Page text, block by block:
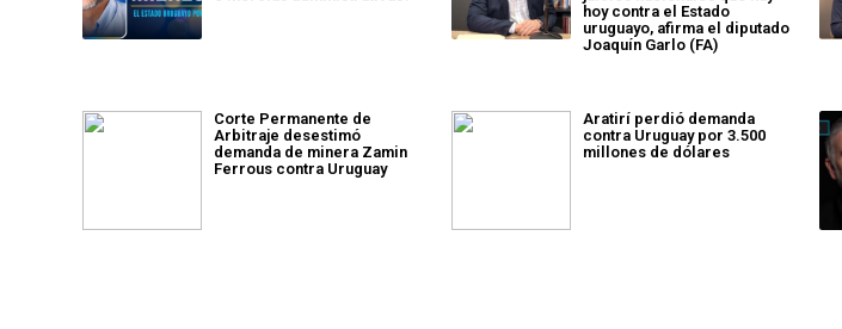
hoy contra el Estado
uruguayo, afirma el diputado
Joaquín Garlo (FA)
Corte Permanente de
Arbitraje desestimó
demanda de minera Zamin
Ferrous contra Uruguay
Aratirí perdió demanda
contra Uruguay por 3.500
millones de dólares